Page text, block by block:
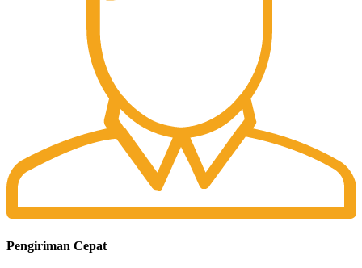
Pengiriman Cepat